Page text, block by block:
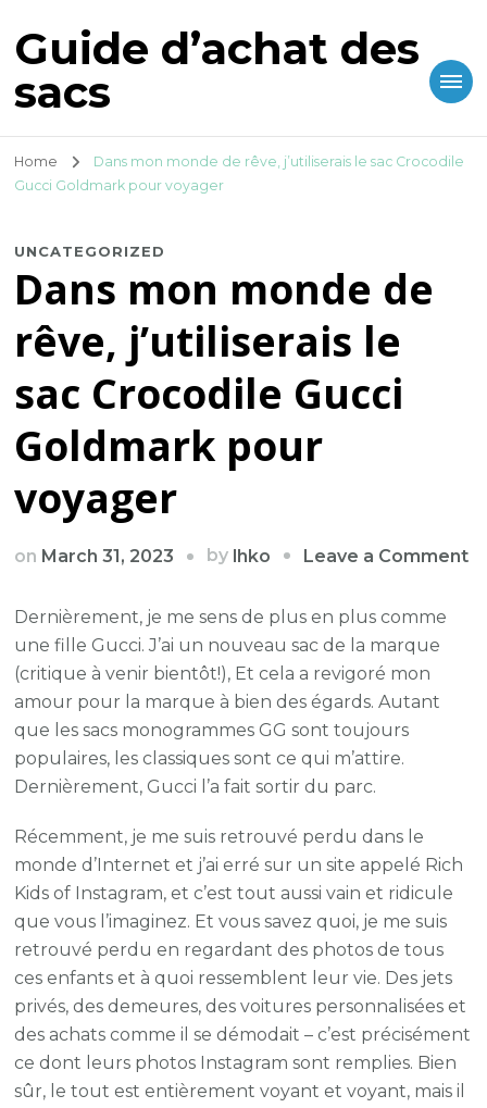
Guide d’achat des
sacs
Home
Dans mon monde de rêve, j’utiliserais le sac Crocodile
Gucci Goldmark pour voyager
UNCATEGORIZED
Dans mon monde de
rêve, j’utiliserais le
sac Crocodile Gucci
Goldmark pour
voyager
on March 31, 2023 by lhko Leave a Comment
Dernièrement, je me sens de plus en plus comme
une fille Gucci. J’ai un nouveau sac de la marque
(critique à venir bientôt!), Et cela a revigoré mon
amour pour la marque à bien des égards. Autant
que les sacs monogrammes GG sont toujours
populaires, les classiques sont ce qui m’attire.
Dernièrement, Gucci l’a fait sortir du parc.
Récemment, je me suis retrouvé perdu dans le
monde d’Internet et j’ai erré sur un site appelé Rich
Kids of Instagram, et c’est tout aussi vain et ridicule
que vous l’imaginez. Et vous savez quoi, je me suis
retrouvé perdu en regardant des photos de tous
ces enfants et à quoi ressemblent leur vie. Des jets
privés, des demeures, des voitures personnalisées et
des achats comme il se démodait – c’est précisément
ce dont leurs photos Instagram sont remplies. Bien
sûr, le tout est entièrement voyant et voyant, mais il